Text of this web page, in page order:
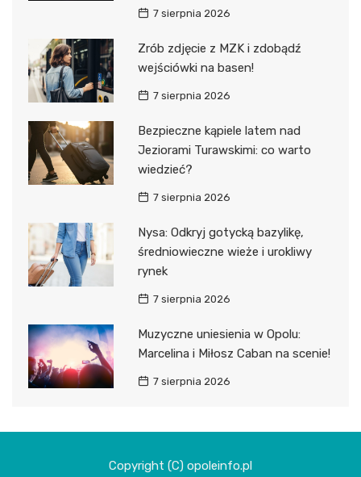
7 sierpnia 2026
Zrób zdjęcie z MZK i zdobądź
wejściówki na basen!
7 sierpnia 2026
Bezpieczne kąpiele latem nad
Jeziorami Turawskimi: co warto
wiedzieć?
7 sierpnia 2026
Nysa: Odkryj gotycką bazylikę,
średniowieczne wieże i urokliwy
rynek
7 sierpnia 2026
Muzyczne uniesienia w Opolu:
Marcelina i Miłosz Caban na scenie!
7 sierpnia 2026
Copyright (C) opoleinfo.pl